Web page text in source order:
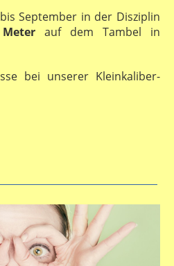
September in der Disziplin
auf dem Tambel in
bei unserer Kleinkaliber-